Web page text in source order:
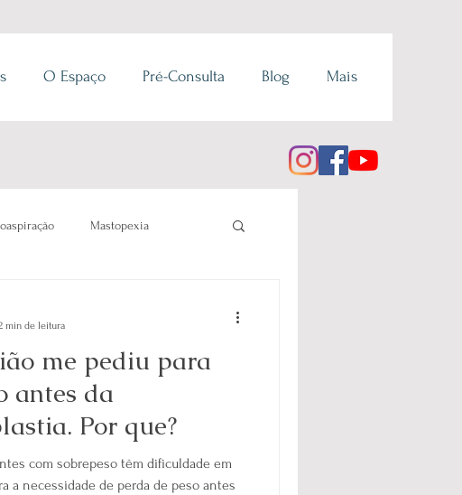
O Espaço Pré-Consulta Blog Mais
Mastopexia
me pediu para
antes da
Por que?
com sobrepeso têm dificuldade em
a necessidade de perda de peso antes
min de leitura